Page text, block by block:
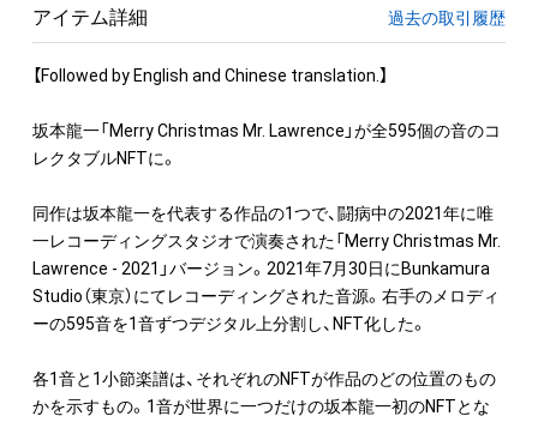
アイテム詳細 過去の取引履歴
【Followed by English and Chinese translation.】
坂本龍一「Merry Christmas Mr. Lawrence」が全595個の音のコ
レクタブルNFTに。
同作は坂本龍一を代表する作品の1つで、闘病中の2021年に唯
一レコーディングスタジオで演奏された「Merry Christmas Mr.
Lawrence - 2021」バージョン。2021年7月30日にBunkamura
Studio（東京）にてレコーディングされた音源。右手のメロディ
ーの595音を1音ずつデジタル上分割し、NFT化した。
各1音と1小節楽譜は、それぞれのNFTが作品のどの位置のもの
かを示すもの。1音が世界に一つだけの坂本龍一初のNFTとな